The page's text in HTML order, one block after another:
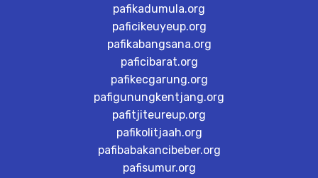
pafikadumula.org
paficikeuyeup.org
pafikabangsana.org
paficibarat.org
pafikecgarung.org
pafigunungkentjang.org
pafitjiteureup.org
pafikolitjaah.org
pafibabakancibeber.org
pafisumur.org